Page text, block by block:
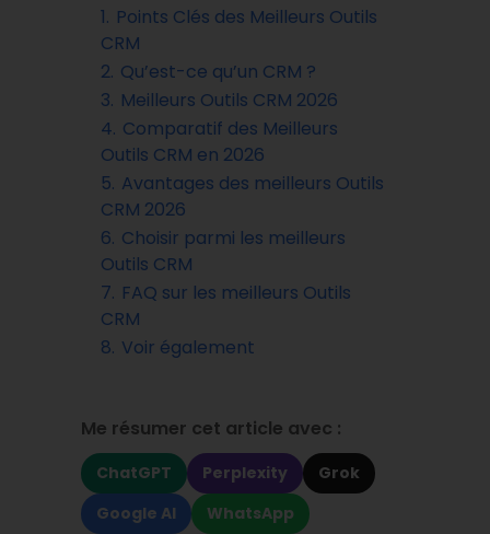
1. Points Clés des Meilleurs Outils
CRM
2. Qu’est-ce qu’un CRM ?
3. Meilleurs Outils CRM 2026
4. Comparatif des Meilleurs
Outils CRM en 2026
5. Avantages des meilleurs Outils
CRM 2026
6. Choisir parmi les meilleurs
Outils CRM
7. FAQ sur les meilleurs Outils
CRM
8. Voir également
Me résumer cet article avec :
ChatGPT Perplexity
Grok
Google AI
WhatsApp